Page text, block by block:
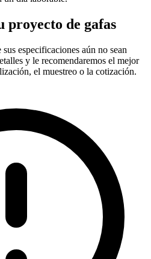
proyecto de gafas
especificaciones aún no sean
y le recomendaremos el mejor
el muestreo o la cotización.